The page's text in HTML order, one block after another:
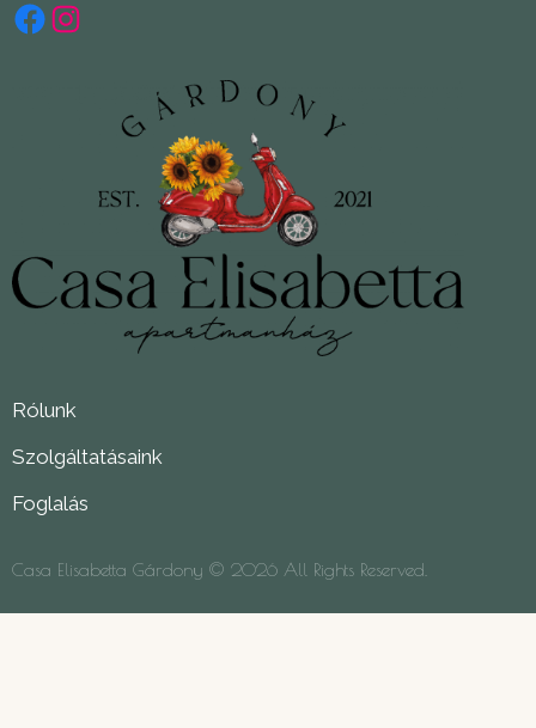
Rólunk
Szolgáltatásaink
Foglalás
Casa Elisabetta Gárdony © 2026 All Rights Reserved.